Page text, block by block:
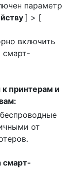
параметр
] > [
включить
смарт-
принтерам и
от
смарт-